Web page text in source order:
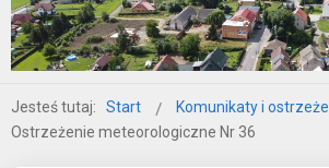
Jesteś tutaj: Start
Komunikaty i
Ostrzeżenie meteorologiczne Nr 36